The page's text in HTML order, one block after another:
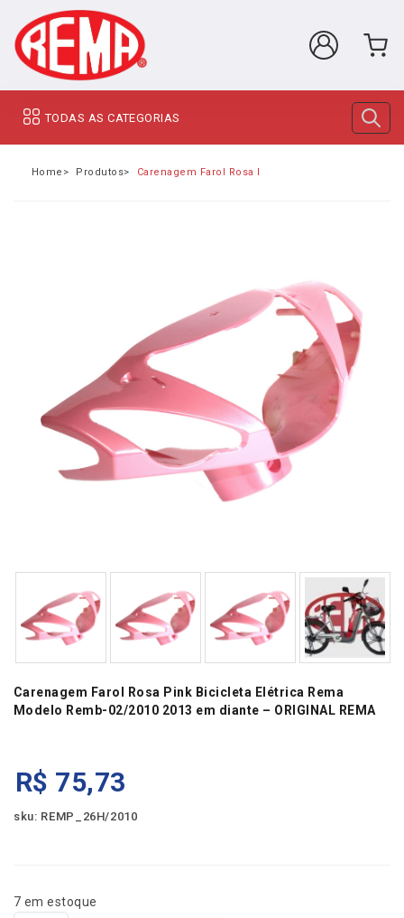
TODAS AS CATEGORIAS
Home Produtos Carenagem Farol Rosa Pink Bicicleta Elétrica
Carenagem Farol Rosa Pink Bicicleta Elétrica Rema
Modelo Remb-02/2010 2013 em diante – ORIGINAL REMA
R$ 75,73
sku: REMP_26H/2010
7 em estoque